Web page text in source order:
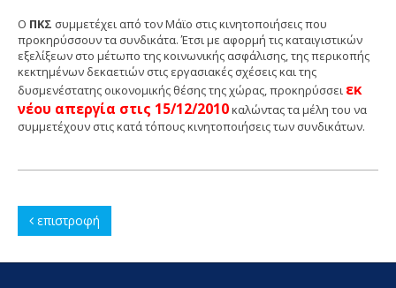
Ο ΠΚΣ συμμετέχει από τον Μάϊο στις κινητοποιήσεις που
προκηρύσσουν τα συνδικάτα. Έτσι με αφορμή τις καταιγιστικών
εξελίξεων στο μέτωπο της κοινωνικής ασφάλισης, της περικοπής
κεκτημένων δεκαετιών στις εργασιακές σχέσεις και της
δυσμενέστατης οικονομικής θέσης της χώρας, προκηρύσσει εκ
νέου απεργία στις 15/12/2010καλώντας τα μέλη του να
συμμετέχουν στις κατά τόπους κινητοποιήσεις των συνδικάτων.
επιστροφή